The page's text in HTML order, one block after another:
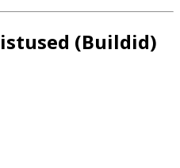
(Buildid)